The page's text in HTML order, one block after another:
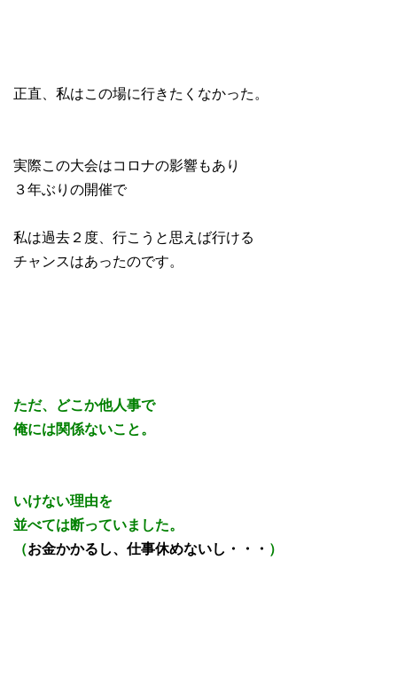
正直、私はこの場に行きたくなかった。
実際この大会はコロナの影響もあり
３年ぶりの開催で
私は過去２度、行こうと思えば行ける
チャンスはあったのです。
ただ、どこか他人事で
俺には関係ないこと。
いけない理由を
並べては断っていました。
（お金かかるし、仕事休めないし・・・ ）